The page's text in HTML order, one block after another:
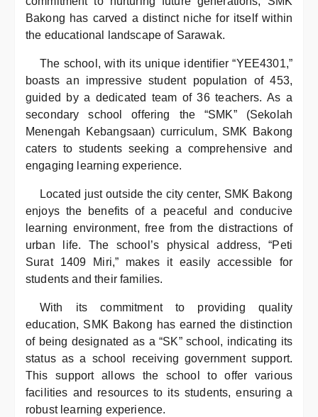
Bakong has carved a distinct niche for itself within
the educational landscape of Sarawak.
The school, with its unique identifier “YEE4301,”
boasts an impressive student population of 453,
guided by a dedicated team of 36 teachers. As a
secondary school offering the “SMK” (Sekolah
Menengah Kebangsaan) curriculum, SMK Bakong
caters to students seeking a comprehensive and
engaging learning experience.
Located just outside the city center, SMK Bakong
enjoys the benefits of a peaceful and conducive
learning environment, free from the distractions of
urban life. The school’s physical address, “Peti
Surat 1409 Miri,” makes it easily accessible for
students and their families.
With its commitment to providing quality
education, SMK Bakong has earned the distinction
of being designated as a “SK” school, indicating its
status as a school receiving government support.
This support allows the school to offer various
facilities and resources to its students, ensuring a
robust learning experience.